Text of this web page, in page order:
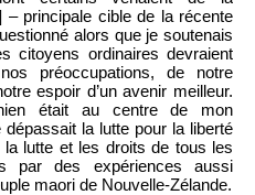
– principale cible de la récente
alors que je soutenais
citoyens ordinaires devraient
préoccupations, de notre
espoir d’un avenir meilleur.
était au centre de mon
la lutte pour la liberté
lutte et les droits de tous les
par des expériences aussi
maori de Nouvelle-Zélande.